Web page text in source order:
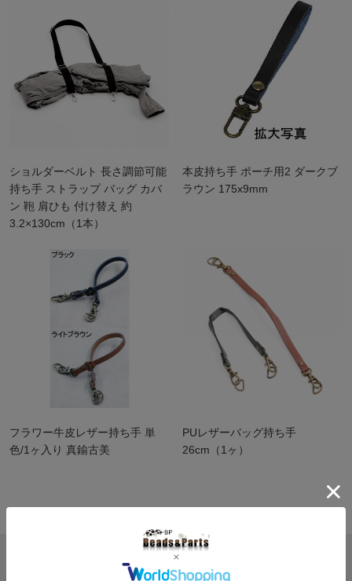
ショルダーベルト 長さ調節可能
持ち手 ストラップ バッグ カバ
ン 鞄 肩ひも 付け替え 約
3.2×130cm（1本）
本皮持ち手 ポーチ用2 ダークブ
ラウン 175x9mm
フラワー牛皮レザー持ち手 単
色/1ヶ入り 真鍮古美
PUレザーバッグ持ち手
26cm（1ヶ）
最近閲覧した商品